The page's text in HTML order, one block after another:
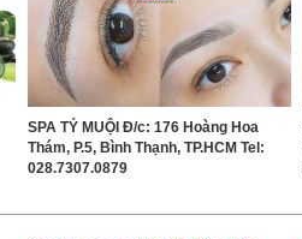
SPA TỶ MUỘI Đ/c: 176 Hoàng Hoa
Thám, P.5, Bình Thạnh, TP.HCM Tel:
028.7307.0879